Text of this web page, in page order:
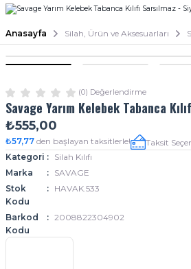
Anasayfa Silah, Ürün ve Aksesuarları
(0) Değerlendirme
Savage Yarım Kelebek Tabanca
₺555,00
₺57,77 den başlayan taksitlerle!
Taksit
Kategori
Silah Kılıfı
Marka
SAVAGE
Stok
Kodu
HAVAK.533
Barkod
Kodu
2008822304902